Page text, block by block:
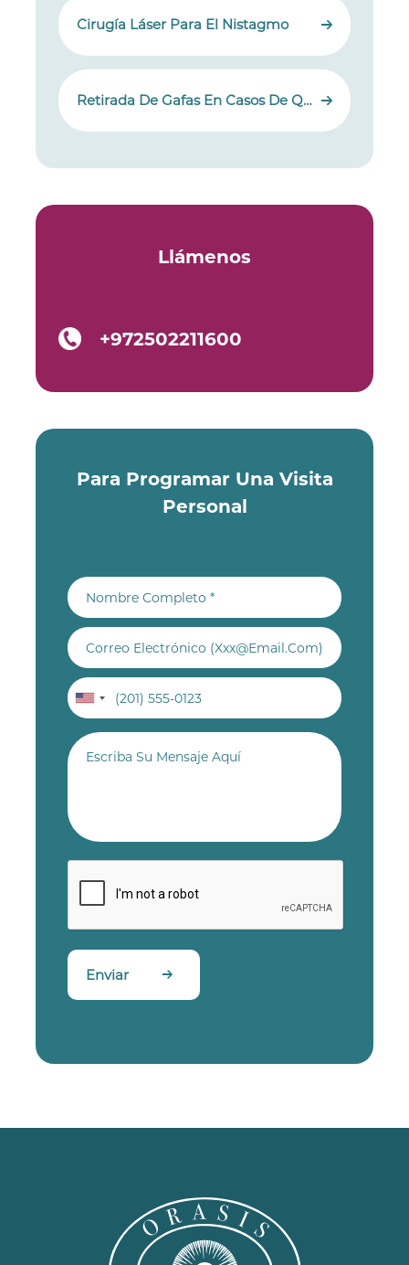
Cirugía Láser Para El Nistagmo
Retirada De Gafas En Casos De Queratocono
Llámenos
+972502211600
Para Programar Una Visita
Personal
Enviar